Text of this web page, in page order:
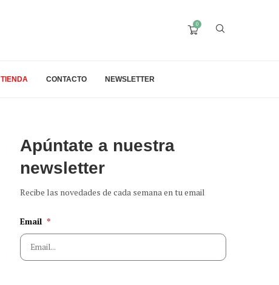
0
TIENDA CONTACTO NEWSLETTER
Apúntate a nuestra
newsletter
Recibe las novedades de cada semana en tu email
Email *